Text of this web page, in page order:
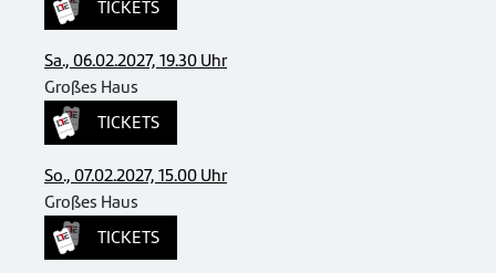
TICKETS
Sa., 06.02.2027, 19.30 Uhr
Großes Haus
TICKETS
So., 07.02.2027, 15.00 Uhr
Großes Haus
TICKETS